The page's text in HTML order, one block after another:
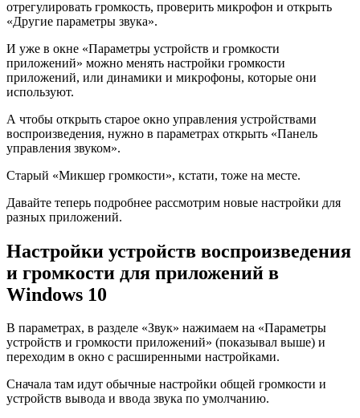
отрегулировать громкость, проверить микрофон и открыть
«Другие параметры звука».
И уже в окне «Параметры устройств и громкости
приложений» можно менять настройки громкости
приложений, или динамики и микрофоны, которые они
используют.
А чтобы открыть старое окно управления устройствами
воспроизведения, нужно в параметрах открыть «Панель
управления звуком».
Старый «Микшер громкости», кстати, тоже на месте.
Давайте теперь подробнее рассмотрим новые настройки для
разных приложений.
Настройки устройств воспроизведения
и громкости для приложений в
Windows 10
В параметрах, в разделе «Звук» нажимаем на «Параметры
устройств и громкости приложений» (показывал выше) и
переходим в окно с расширенными настройками.
Сначала там идут обычные настройки общей громкости и
устройств вывода и ввода звука по умолчанию.